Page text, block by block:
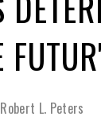
Robert L. Peters